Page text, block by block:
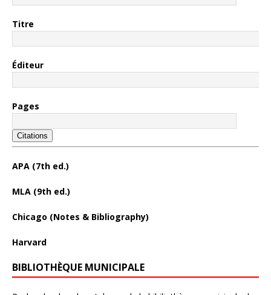
Titre
Éditeur
Pages
Citations
APA (7th ed.)
MLA (9th ed.)
Chicago (Notes & Bibliography)
Harvard
BIBLIOTHÈQUE MUNICIPALE